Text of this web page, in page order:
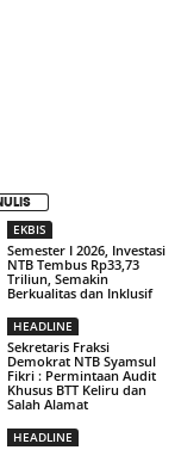
EKBIS
Semester I 2026, Investasi
NTB Tembus Rp33,73
Triliun, Semakin
Berkualitas dan Inklusif
HEADLINE
Sekretaris Fraksi
Demokrat NTB Syamsul
Fikri : Permintaan Audit
Khusus BTT Keliru dan
Salah Alamat
HEADLINE